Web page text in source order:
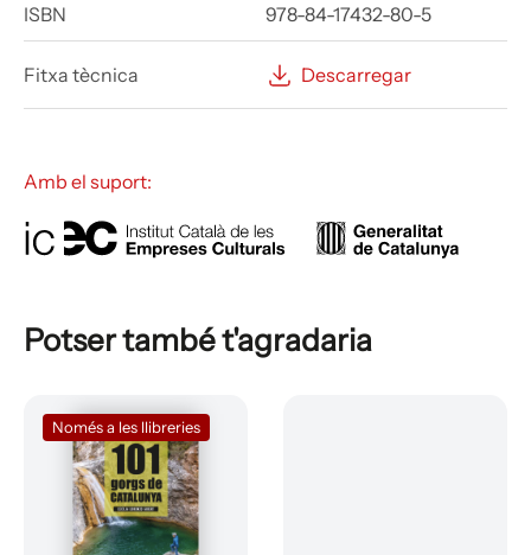
ISBN 978-84-17432-80-5
Fitxa tècnica Descarregar
Amb el suport:
Potser també t'agradaria
Només a les llibreries